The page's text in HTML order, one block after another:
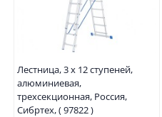
Лестница, 3 х 12 ступеней,
алюминиевая,
трехсекционная, Россия,
Сибртех, ( 97822 )